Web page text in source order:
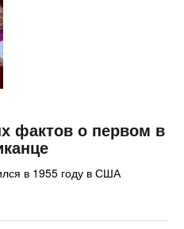
фактов о первом в
в 1955 году в США